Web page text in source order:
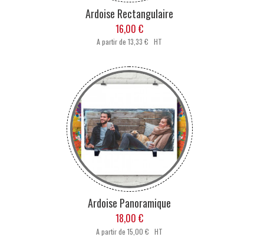
Ardoise Rectangulaire
16,00 €
A partir de13,33 € HT
Ardoise Panoramique
18,00 €
A partir de15,00 € HT